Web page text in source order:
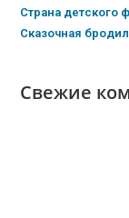
Страна детского
Сказочная
Свежие